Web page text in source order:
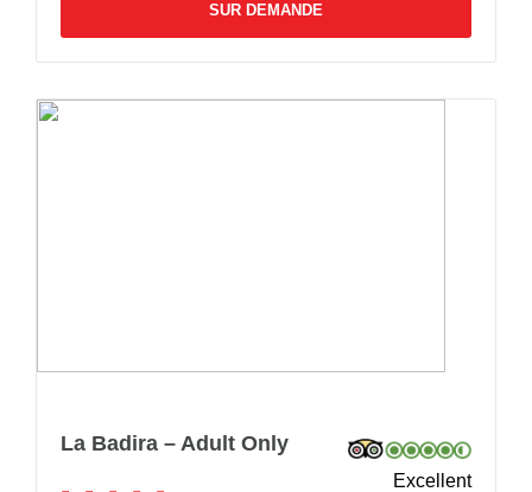
SUR DEMANDE
La Badira – Adult Only
Excellent